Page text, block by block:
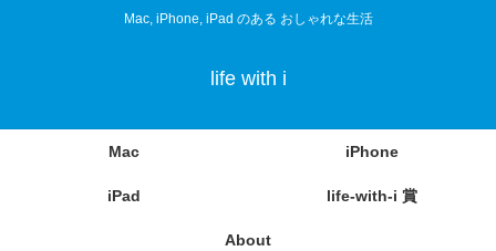
Mac, iPhone, iPad のある おしゃれな生活
life with i
Mac iPhone
iPad life-with-i 賞
About